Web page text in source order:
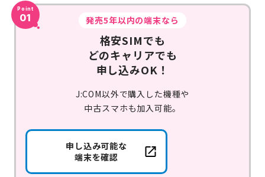
Point
01 発売5年以内の端末なら
格安SIMでも
どのキャリアでも
申し込みOK！
J:COM以外で購入した機種や
中古スマホも加入可能。
申し込み可能な
端末を確認